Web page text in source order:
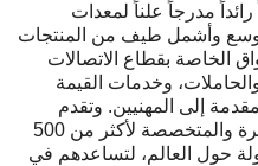
مدرجاً علناً لمعدات
أوسع وأشمل طيف من المنتجات
الخاصة بقطاع الاتصالات
والحاملات، وخدمات القيمة
إلى المهنيين. وتقدم
الشركة المنتجات والخدمات المبتكرة والمتخصصة لأكثر من 500
اتصالات في أكثر من 160 دولة حول العالم، لتساعدهم في